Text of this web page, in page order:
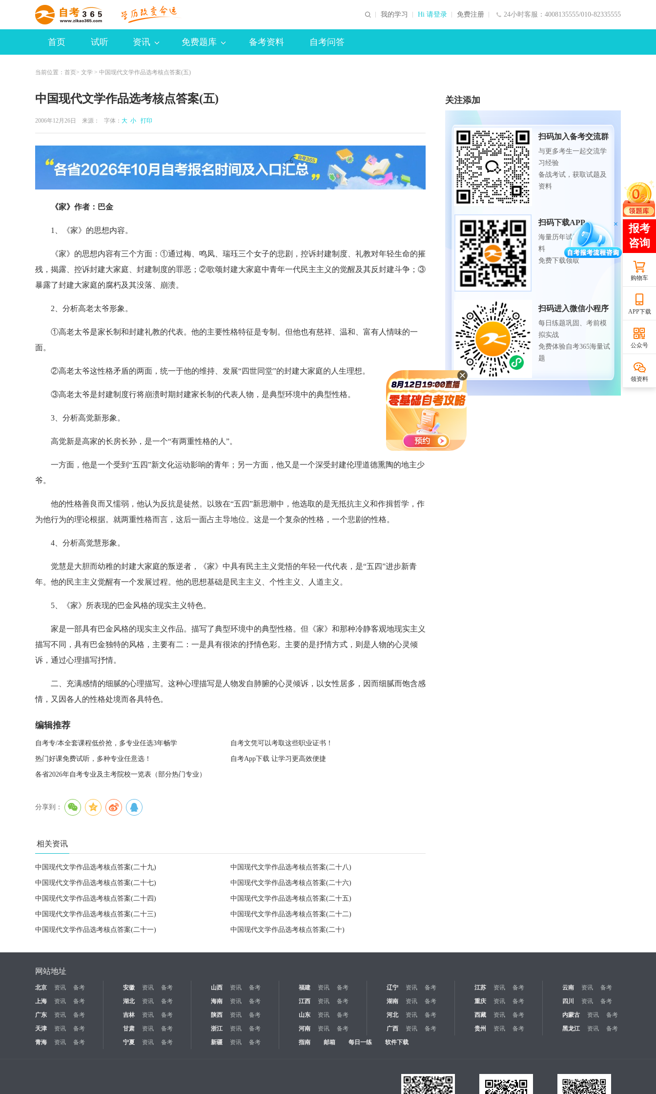
24小时客服：4008135555/010-82335555
我的学习 Hi 请登录 免费注册
首页 试听 资讯 免费题库 备考资料 自考问答
当前位置： 首页> 文学 > 中国现代文学作品选考核点答案(五)
中国现代文学作品选考核点答案(五)
2006年12月26日 来源： 字体： 大 小 打印
《家》作者：巴金
1、《家》的思想内容。
《家》的思想内容有三个方面：①通过梅、鸣凤、瑞珏三个女子的悲剧，控诉封建制度、礼教对年轻生命的摧
残，揭露、控诉封建大家庭、封建制度的罪恶；②歌颂封建大家庭中青年一代民主主义的觉醒及其反封建斗争；③
暴露了封建大家庭的腐朽及其没落、崩溃。
2、分析高老太爷形象。
①高老太爷是家长制和封建礼教的代表。他的主要性格特征是专制。但他也有慈祥、温和、富有人情味的一
面。
②高老太爷这性格矛盾的两面，统一于他的维持、发展“四世同堂”的封建大家庭的人生理想。
③高老太爷是封建制度行将崩溃时期封建家长制的代表人物，是典型环境中的典型性格。
3、分析高觉新形象。
高觉新是高家的长房长孙，是一个“有两重性格的人”。
一方面，他是一个受到“五四”新文化运动影响的青年；另一方面，他又是一个深受封建伦理道德熏陶的地主少
爷。
他的性格善良而又懦弱，他认为反抗是徒然。以致在“五四”新思潮中，他选取的是无抵抗主义和作揖哲学，作
为他行为的理论根据。就两重性格而言，这后一面占主导地位。这是一个复杂的性格，一个悲剧的性格。
4、分析高觉慧形象。
觉慧是大胆而幼稚的封建大家庭的叛逆者，《家》中具有民主主义觉悟的年轻一代代表，是“五四”进步新青
年。他的民主主义觉醒有一个发展过程。他的思想基础是民主主义、个性主义、人道主义。
5、《家》所表现的巴金风格的现实主义特色。
家是一部具有巴金风格的现实主义作品。描写了典型环境中的典型性格。但《家》和那种冷静客观地现实主义
描写不同，具有巴金独特的风格，主要有二：一是具有很浓的抒情色彩。主要的是抒情方式，则是人物的心灵倾
诉，通过心理描写抒情。
二、充满感情的细腻的心理描写。这种心理描写是人物发自肺腑的心灵倾诉，以女性居多，因而细腻而饱含感
情，又因各人的性格处境而各具特色。
编辑推荐
自考专/本全套课程低价抢，多专业任选3年畅学 自考文凭可以考取这些职业证书！
热门好课免费试听，多种专业任意选！ 自考App下载 让学习更高效便捷
各省2026年自考专业及主考院校一览表（部分热门专业）
分享到：
相关资讯
中国现代文学作品选考核点答案(二十九) 中国现代文学作品选考核点答案(二十八)
中国现代文学作品选考核点答案(二十七) 中国现代文学作品选考核点答案(二十六)
中国现代文学作品选考核点答案(二十四) 中国现代文学作品选考核点答案(二十五)
中国现代文学作品选考核点答案(二十三) 中国现代文学作品选考核点答案(二十二)
中国现代文学作品选考核点答案(二十一) 中国现代文学作品选考核点答案(二十)
关注添加
扫码加入备考交流群
与更多考生一起交流学
习经验
备战考试，获取试题及
资料
扫码下载APP
海量历年试题、备考资
料
免费下载领取
扫码进入微信小程序
每日练题巩固、考前模
拟实战
免费体验自考365海量试
题
购物车
APP下载
公众号
领资料
网站地址
北京 资讯 备考 安徽 资讯 备考 山西 资讯 备考 福建 资讯 备考 辽宁 资讯 备考 江苏 资讯 备考 云南 资讯
备考
上海
资讯 备考 湖北 资讯 备考 海南 资讯 备考 江西 资讯 备考 湖南 资讯 备考 重庆 资讯 备考 四川 资讯
备考
广东
资讯 备考 吉林 资讯 备考 陕西 资讯 备考 山东 资讯 备考 河北 资讯 备考 西藏 资讯 备考 内蒙古 资讯
备考
天津
资讯 备考 甘肃 资讯 备考 浙江 资讯 备考 河南 资讯 备考 广西 资讯 备考 贵州 资讯 备考 黑龙江 资讯
备考
青海
资讯 备考 宁夏 资讯 备考 新疆 资讯 备考 指南 邮箱 每日一练 软件下载